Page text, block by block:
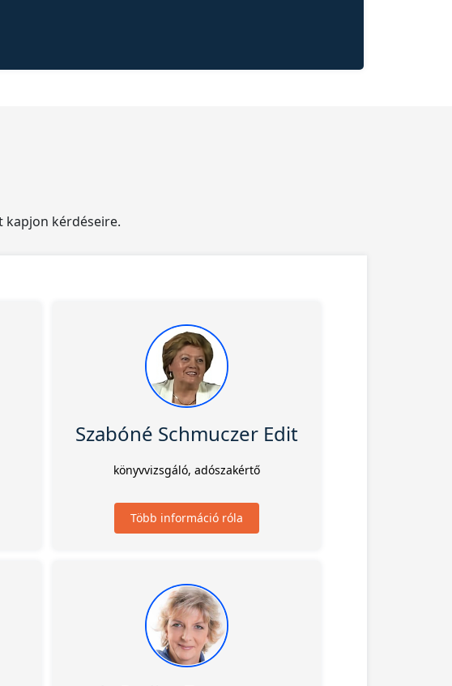
kapjon kérdéseire.
Szabóné Schmuczer Edit
könyvvizsgáló, adószakértő
Több információ róla